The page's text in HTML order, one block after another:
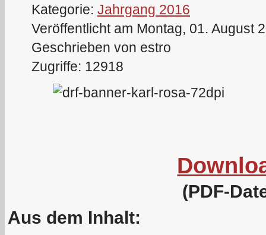
Kategorie: Jahrgang 2016
Veröffentlicht am Montag, 01. August
Geschrieben von estro
Zugriffe: 12918
(PDF-
Aus dem Inhalt: